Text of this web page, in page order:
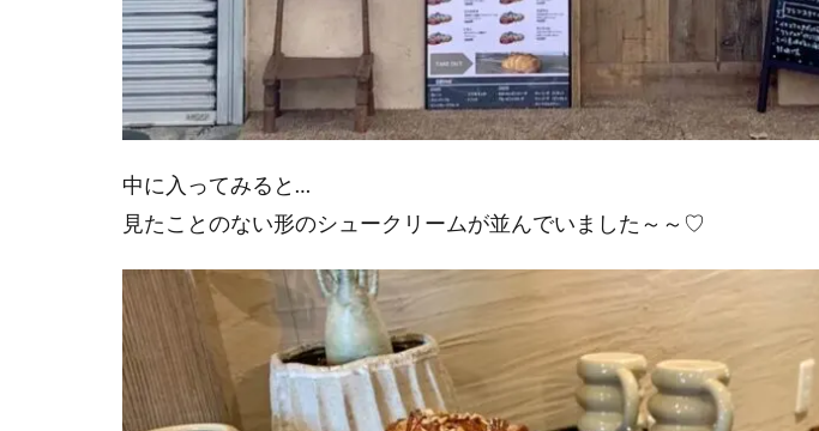
中に入ってみると…
見たことのない形のシュークリームが並んでいました～～♡